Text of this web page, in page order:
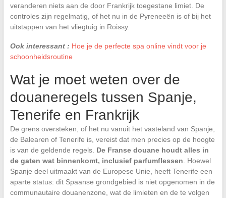
veranderen niets aan de door Frankrijk toegestane limiet. De
controles zijn regelmatig, of het nu in de Pyreneeën is of bij het
uitstappen van het vliegtuig in Roissy.
Ook interessant : Hoe je de perfecte spa online vindt voor je
schoonheidsroutine
Wat je moet weten over de
douaneregels tussen Spanje,
Tenerife en Frankrijk
De grens oversteken, of het nu vanuit het vasteland van Spanje,
de Balearen of Tenerife is, vereist dat men precies op de hoogte
is van de geldende regels. De Franse douane houdt alles in
de gaten wat binnenkomt, inclusief parfumflessen . Hoewel
Spanje deel uitmaakt van de Europese Unie, heeft Tenerife een
aparte status: dit Spaanse grondgebied is niet opgenomen in de
communautaire douanenzone, wat de limieten en de te volgen